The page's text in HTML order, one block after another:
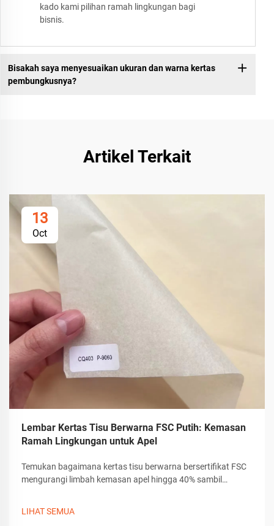
kado kami pilihan ramah lingkungan bagi
bisnis.
Bisakah saya menyesuaikan ukuran dan warna kertas
pembungkusnya?
Artikel Terkait
13
Oct
Lembar Kertas Tisu Berwarna FSC Putih: Kemasan
Ramah Lingkungan untuk Apel
Temukan bagaimana kertas tisu berwarna bersertifikat FSC
mengurangi limbah kemasan apel hingga 40% sambil
LIHAT SEMUA